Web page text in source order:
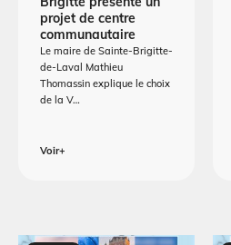
projet de centre
communautaire
Le maire de Sainte-Brigitte-
de-Laval Mathieu
Thomassin explique le choix
de la V…
Voir+